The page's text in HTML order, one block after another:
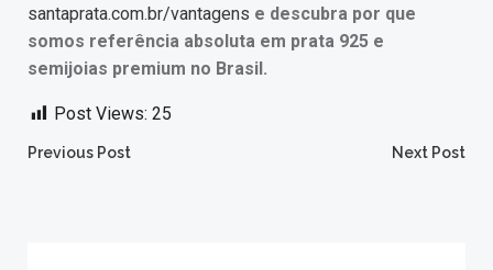
santaprata.com.br/vantagens e descubra por que
somos referência absoluta em prata 925 e
semijoias premium no Brasil.
Post Views: 25
Post
Previous Post Next Post